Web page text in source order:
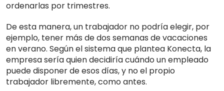
ordenarlas por trimestres.
De esta manera, un trabajador no podría elegir, por
ejemplo, tener más de dos semanas de vacaciones
en verano. Según el sistema que plantea Konecta, la
empresa sería quien decidiría cuándo un empleado
puede disponer de esos días, y no el propio
trabajador libremente, como antes.